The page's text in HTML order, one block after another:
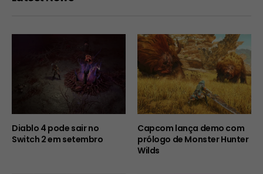
Diablo 4 pode sair no
Switch 2 em setembro
Capcom lança demo com
prólogo de Monster Hunter
Wilds